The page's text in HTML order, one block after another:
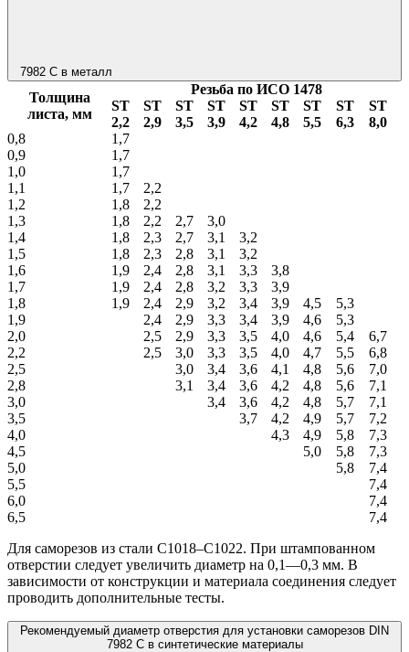
7982 C в металл
Толщина
листа, мм
Резьба по ИСО 1478
ST
2,2
ST
2,9
ST
3,5
ST
3,9
ST
4,2
ST
4,8
ST
5,5
ST
6,3
ST
8,0
0,8
1,7
0,9
1,7
1,0
1,7
1,1
1,7
2,2
1,2
1,8
2,2
1,3
1,8 2,2 2,7
3,0
1,4
1,8 2,3 2,7 3,1
3,2
1,5
1,8 2,3 2,8 3,1
3,2
1,6
1,9 2,4 2,8 3,1 3,3
3,8
1,7
1,9 2,4 2,8 3,2 3,3
3,9
1,8
1,9 2,4 2,9 3,2 3,4 3,9 4,5
5,3
1,9
2,4 2,9 3,3 3,4 3,9 4,6
5,3
2,0
2,5 2,9 3,3 3,5 4,0 4,6 5,4
6,7
2,2
2,5 3,0 3,3 3,5 4,0 4,7 5,5
6,8
2,5
3,0 3,4 3,6 4,1 4,8 5,6
7,0
2,8
3,1 3,4 3,6 4,2 4,8 5,6
7,1
3,0
3,4 3,6 4,2 4,8 5,7
7,1
3,5
3,7 4,2 4,9 5,7
7,2
4,0
4,3 4,9 5,8
7,3
4,5
5,0 5,8
7,3
5,0
5,8
7,4
5,5
7,4
6,0
7,4
6,5
7,4
Для саморезов из стали С1018–С1022. При штампованном
отверстии следует увеличить диаметр на 0,1—0,3 мм. В
зависимости от конструкции и материала соединения следует
проводить дополнительные тесты.
Рекомендуемый диаметр отверстия для установки саморезов DIN
7982 C в синтетические материалы